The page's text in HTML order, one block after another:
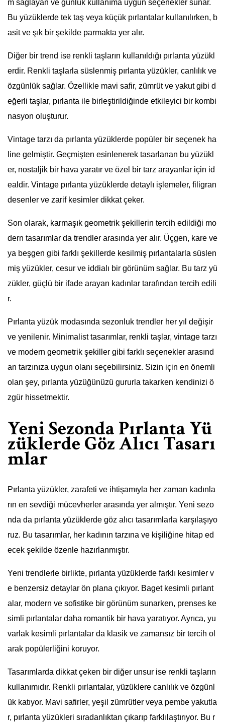
m sağlayan ve günlük kullanıma uygun seçenekler sunar.
Bu yüzüklerde tek taş veya küçük pırlantalar kullanılırken, b
asit ve şık bir şekilde parmakta yer alır.
Diğer bir trend ise renkli taşların kullanıldığı pırlanta yüzükl
erdir. Renkli taşlarla süslenmiş pırlanta yüzükler, canlılık ve
özgünlük sağlar. Özellikle mavi safir, zümrüt ve yakut gibi d
eğerli taşlar, pırlanta ile birleştirildiğinde etkileyici bir kombi
nasyon oluşturur.
Vintage tarzı da pırlanta yüzüklerde popüler bir seçenek ha
line gelmiştir. Geçmişten esinlenerek tasarlanan bu yüzükl
er, nostaljik bir hava yaratır ve özel bir tarz arayanlar için id
ealdir. Vintage pırlanta yüzüklerde detaylı işlemeler, filigran
desenler ve zarif kesimler dikkat çeker.
Son olarak, karmaşık geometrik şekillerin tercih edildiği mo
dern tasarımlar da trendler arasında yer alır. Üçgen, kare ve
ya beşgen gibi farklı şekillerde kesilmiş pırlantalarla süslen
miş yüzükler, cesur ve iddialı bir görünüm sağlar. Bu tarz yü
zükler, güçlü bir ifade arayan kadınlar tarafından tercih edili
r.
Pırlanta yüzük modasında sezonluk trendler her yıl değişir
ve yenilenir. Minimalist tasarımlar, renkli taşlar, vintage tarzı
ve modern geometrik şekiller gibi farklı seçenekler arasınd
an tarzınıza uygun olanı seçebilirsiniz. Sizin için en önemli
olan şey, pırlanta yüzüğünüzü gururla takarken kendinizi ö
zgür hissetmektir.
Yeni Sezonda Pırlanta Yü
züklerde Göz Alıcı Tasarı
mlar
Pırlanta yüzükler, zarafeti ve ihtişamıyla her zaman kadınla
rın en sevdiği mücevherler arasında yer almıştır. Yeni sezo
nda da pırlanta yüzüklerde göz alıcı tasarımlarla karşılaşıyo
ruz. Bu tasarımlar, her kadının tarzına ve kişiliğine hitap ed
ecek şekilde özenle hazırlanmıştır.
Yeni trendlerle birlikte, pırlanta yüzüklerde farklı kesimler v
e benzersiz detaylar ön plana çıkıyor. Baget kesimli pırlant
alar, modern ve sofistike bir görünüm sunarken, prenses ke
simli pırlantalar daha romantik bir hava yaratıyor. Ayrıca, yu
varlak kesimli pırlantalar da klasik ve zamansız bir tercih ol
arak popülerliğini koruyor.
Tasarımlarda dikkat çeken bir diğer unsur ise renkli taşların
kullanımıdır. Renkli pırlantalar, yüzüklere canlılık ve özgünl
ük katıyor. Mavi safirler, yeşil zümrütler veya pembe yakutla
r, pırlanta yüzükleri sıradanlıktan çıkarıp farklılaştırıyor. Bu r